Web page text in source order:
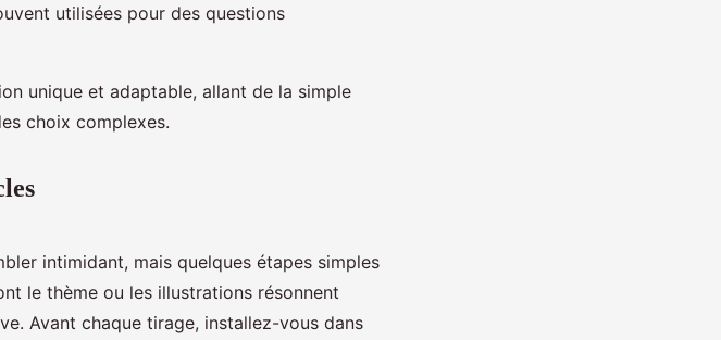
utilisées pour des questions
unique et adaptable, allant de la simple
choix complexes.
intimidant, mais quelques étapes simples
le thème ou les illustrations résonnent
Avant chaque tirage, installez-vous dans